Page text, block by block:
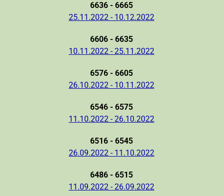
6636 - 6665
25.11.2022 - 10.12.2022
6606 - 6635
10.11.2022 - 25.11.2022
6576 - 6605
26.10.2022 - 10.11.2022
6546 - 6575
11.10.2022 - 26.10.2022
6516 - 6545
26.09.2022 - 11.10.2022
6486 - 6515
11.09.2022 - 26.09.2022